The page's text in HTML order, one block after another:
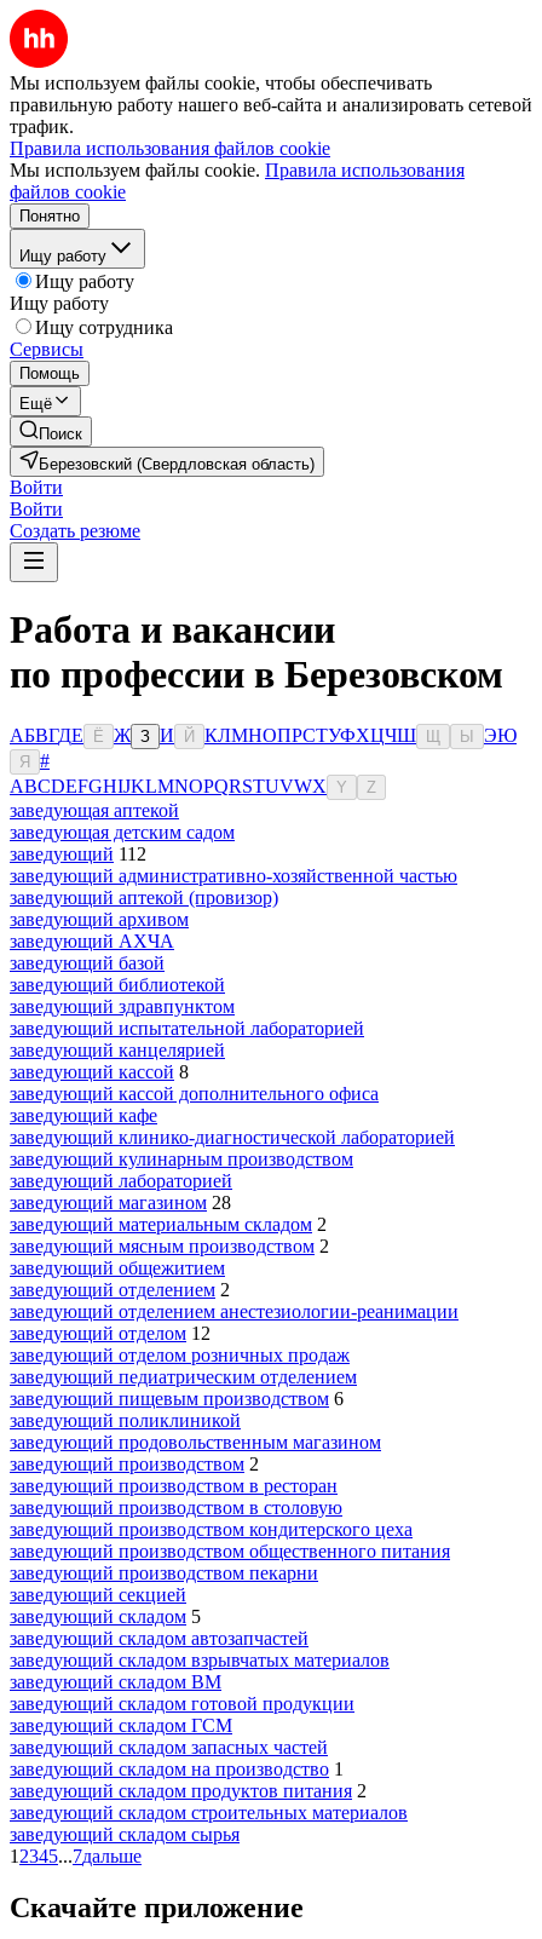
Мы используем файлы cookie, чтобы обеспечивать
правильную работу нашего веб-сайта и анализировать сетевой
трафик.
Правила использования файлов cookie
Мы используем файлы cookie. Правила использования
файлов cookie
Понятно
Ищу работу
Ищу работу
Ищу работу
Ищу сотрудника
Сервисы
Помощь
Ещё
Поиск
Березовский (Свердловская область)
Войти
Войти
Создать резюме
Работа и вакансии
по профессии в Березовском
АБВГДЕ Ё Ж З И Й КЛМНОПРСТУФХЦЧШ Ы ЭЮ
Я
#
ABCDEFGHIJKLMNOPQRSTUVWX Y Z
заведующая аптекой
заведующая детским садом
заведующий 112
заведующий административно-хозяйственной частью
заведующий аптекой (провизор)
заведующий архивом
заведующий АХЧА
заведующий базой
заведующий библиотекой
заведующий здравпунктом
заведующий испытательной лабораторией
заведующий канцелярией
заведующий кассой 8
заведующий кассой дополнительного офиса
заведующий кафе
заведующий клинико-диагностической лабораторией
заведующий кулинарным производством
заведующий лабораторией
заведующий магазином 28
заведующий материальным складом 2
заведующий мясным производством 2
заведующий общежитием
заведующий отделением 2
заведующий отделением анестезиологии-реанимации
заведующий отделом 12
заведующий отделом розничных продаж
заведующий педиатрическим отделением
заведующий пищевым производством 6
заведующий поликлиникой
заведующий продовольственным магазином
заведующий производством 2
заведующий производством в ресторан
заведующий производством в столовую
заведующий производством кондитерского цеха
заведующий производством общественного питания
заведующий производством пекарни
заведующий секцией
заведующий складом 5
заведующий складом автозапчастей
заведующий складом взрывчатых материалов
заведующий складом ВМ
заведующий складом готовой продукции
заведующий складом ГСМ
заведующий складом запасных частей
заведующий складом на производство 1
заведующий складом продуктов питания 2
заведующий складом строительных материалов
заведующий складом сырья
1 2345...7дальше
Скачайте приложение